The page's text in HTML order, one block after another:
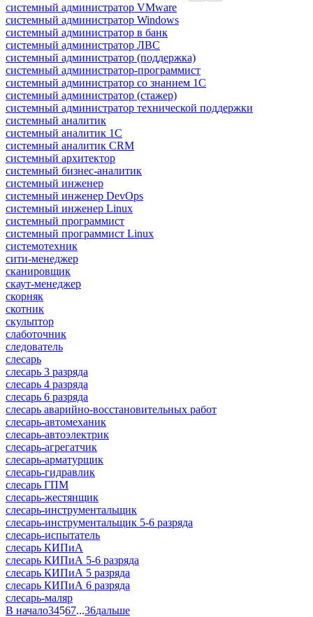
системный администратор VMware
системный администратор Windows
системный администратор в банк
системный администратор ЛВС
системный администратор (поддержка)
системный администратор-программист
системный администратор со знанием 1С
системный администратор (стажер)
системный администратор технической поддержки
системный аналитик
системный аналитик 1С
системный аналитик CRM
системный архитектор
системный бизнес-аналитик
системный инженер
системный инженер DevOps
системный инженер Linux
системный программист
системный программист Linux
системотехник
сити-менеджер
сканировщик
скаут-менеджер
скорняк
скотник
скульптор
слаботочник
следователь
слесарь
слесарь 3 разряда
слесарь 4 разряда
слесарь 6 разряда
слесарь аварийно-восстановительных работ
слесарь-автомеханик
слесарь-автоэлектрик
слесарь-агрегатчик
слесарь-арматурщик
слесарь-гидравлик
слесарь ГПМ
слесарь-жестянщик
слесарь-инструментальщик
слесарь-инструментальщик 5-6 разряда
слесарь-испытатель
слесарь КИПиА
слесарь КИПиА 5-6 разряда
слесарь КИПиА 5 разряда
слесарь КИПиА 6 разряда
слесарь-маляр
В начало34567...36дальше